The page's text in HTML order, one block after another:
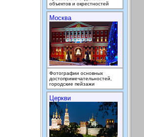
объектов и окрестностей
Москва
Фотографии основных
достопримечательностей,
городские пейзажи
Церкви